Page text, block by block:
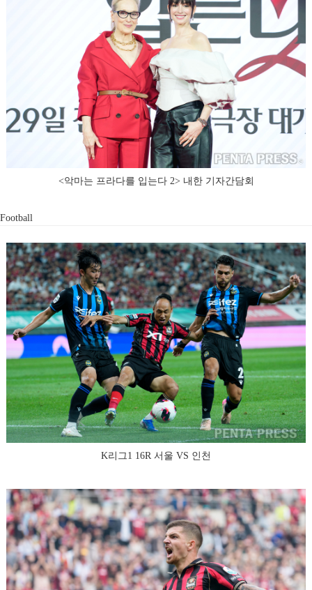
<악마는 프라다를 입는다 2> 내한 기자간담회
Football
K리그1 16R 서울 VS 인천